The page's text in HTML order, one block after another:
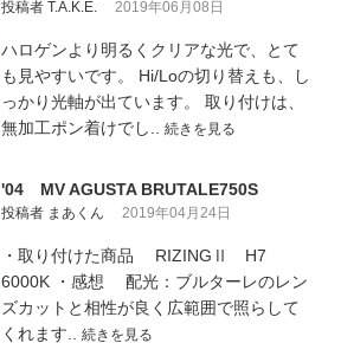
投稿者 T.A.K.E. 2019年06月08日
ハロゲンより明るくクリアな光で、とて
も見やすいです。 Hi/Loの切り替えも、し
っかり光軸が出ています。 取り付けは、
無加工ポン着けでし.. 続きを見る
'04 MV AGUSTA BRUTALE750S
投稿者 まあくん 2019年04月24日
・取り付けた商品 RIZINGⅡ H7
6000K ・感想 配光：ブルターレのレン
ズカットと相性が良く広範囲で照らして
くれます.. 続きを見る